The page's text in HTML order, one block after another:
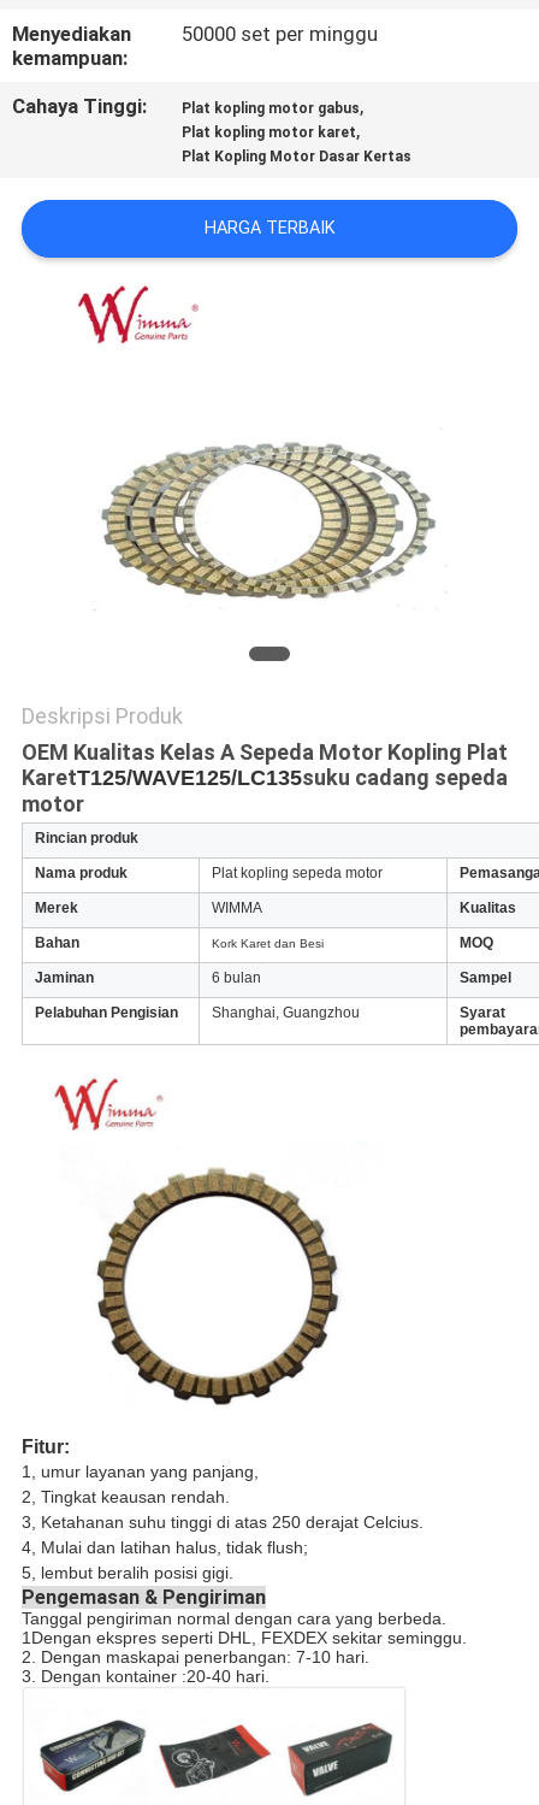
SITUS
Menyediakan
kemampuan:
50000 set per minggu
Cahaya Tinggi: Plat kopling motor gabus,
Plat kopling motor karet,
Plat Kopling Motor Dasar Kertas
HARGA TERBAIK
Deskripsi Produk
OEM Kualitas Kelas A Sepeda Motor Kopling Plat
KaretT125/WAVE125/LC135suku cadang sepeda
motor
Rincian produk
Nama produk Plat kopling sepeda motor
Merek WIMMA Kualitas
Bahan Kork Karet dan Besi MOQ
Jaminan 6 bulan Sampel
Pelabuhan Pengisian Shanghai, Guangzhou
Syarat
Fitur:
1, umur layanan yang panjang,
2, Tingkat keausan rendah.
3, Ketahanan suhu tinggi di atas 250 derajat Celcius.
4, Mulai dan latihan halus, tidak flush;
5, lembut beralih posisi gigi.
Pengemasan & Pengiriman
Tanggal pengiriman normal dengan cara yang berbeda.
1Dengan ekspres seperti DHL, FEXDEX sekitar seminggu.
2. Dengan maskapai penerbangan: 7-10 hari.
3. Dengan kontainer :20-40 hari.